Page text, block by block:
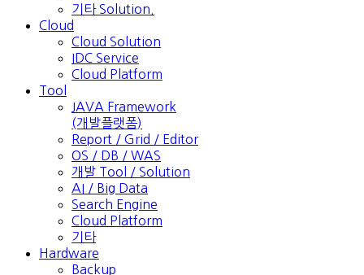
기타 Solution.
Cloud
Cloud Solution
IDC Service
Cloud Platform
Tool
JAVA Framework
(개발플랫폼)
Report / Grid / Editor
OS / DB / WAS
개발 Tool / Solution
AI / Big Data
Search Engine
Cloud Platform
기타
Hardware
Backup